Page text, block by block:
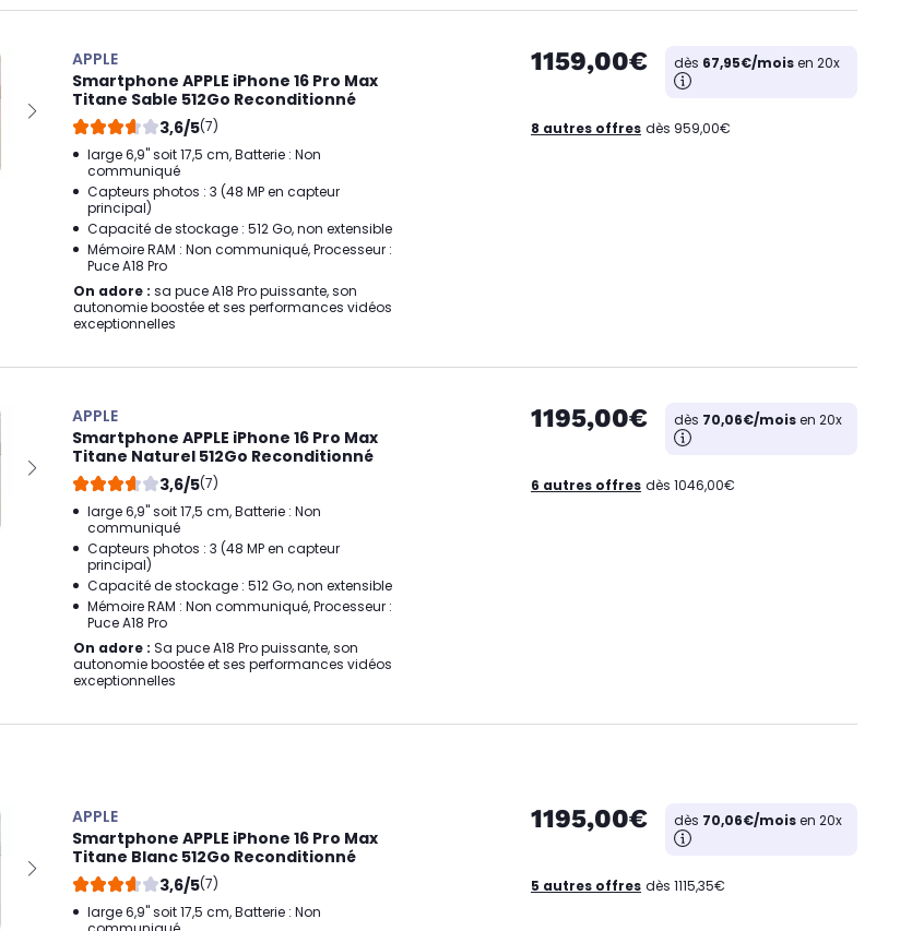
APPLE
Smartphone APPLE iPhone 16 Pro Max
Titane Sable 512Go Reconditionné
3,6/5(7)
large 6,9" soit 17,5 cm, Batterie : Non
communiqué
Capteurs photos : 3 (48 MP en capteur
principal)
Capacité de stockage : 512 Go, non extensible
Mémoire RAM : Non communiqué, Processeur :
Puce A18 Pro
On adore : sa puce A18 Pro puissante, son
autonomie boostée et ses performances vidéos
exceptionnelles
1159,00€ dès 67,95€/moisen 20x
8 autres offres dès 959,00€
APPLE
Smartphone APPLE iPhone 16 Pro Max
Titane Naturel 512Go Reconditionné
3,6/5(7)
large 6,9" soit 17,5 cm, Batterie : Non
communiqué
Capteurs photos : 3 (48 MP en capteur
principal)
Capacité de stockage : 512 Go, non extensible
Mémoire RAM : Non communiqué, Processeur :
Puce A18 Pro
On adore : Sa puce A18 Pro puissante, son
autonomie boostée et ses performances vidéos
exceptionnelles
1195,00€ dès 70,06€/moisen 20x
6 autres offres dès 1046,00€
APPLE
Smartphone APPLE iPhone 16 Pro Max
Titane Blanc 512Go Reconditionné
3,6/5(7)
large 6,9" soit 17,5 cm, Batterie : Non
1195,00€ dès 70,06€/moisen 20x
5 autres offres dès 1115,35€